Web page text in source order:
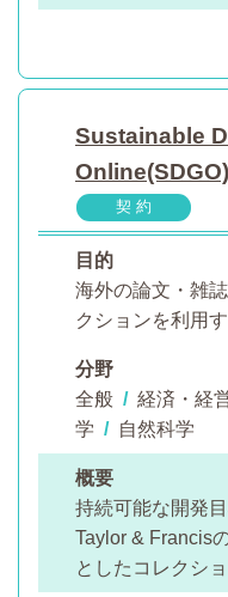
Sustainable
Online(SDGO)
契 約
目的
海外の論文・雑
クションを利用
分野
全般 / 経済・経
学 / 自然科学
概要
持続可能な開発
Taylor & Francis
としたコレクシ